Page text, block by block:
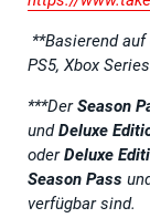
**Basierend
PS5, Xbox
***DerSeason
undDeluxe
oderDeluxe
Season Pass
verfügbar sind.